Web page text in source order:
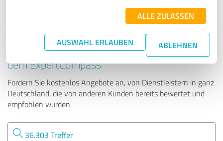
ALLE ZULASSEN
AUSWAHL ERLAUBEN ABLEHNEN
Tipp: Die passenden Experten finden - mit
dem ExpertCompass
Fordern Sie kostenlos Angebote an, von Dienstleistern in ganz
Deutschland, die von anderen Kunden bereits bewertet und
empfohlen wurden.
36.303 Treffer